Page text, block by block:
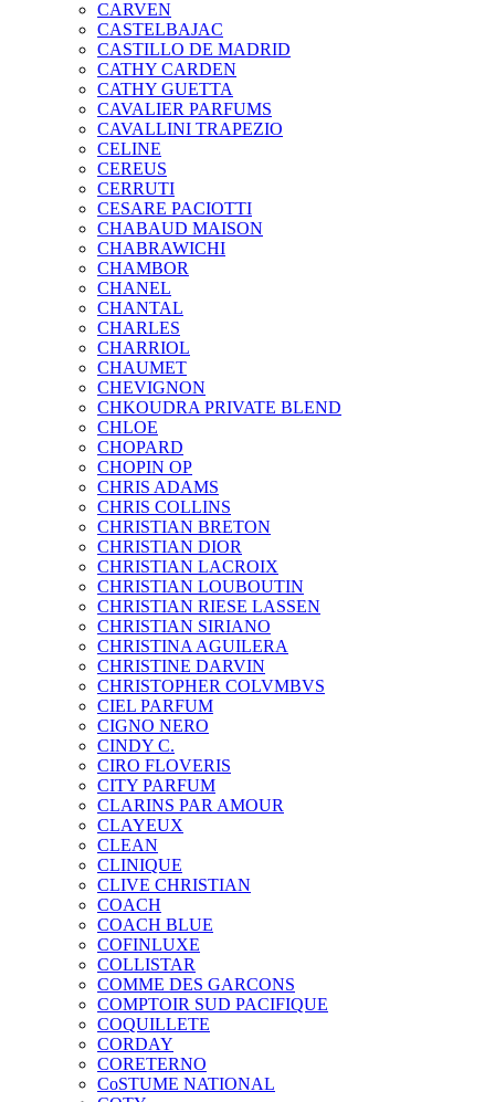
CARVEN
CASTELBAJAC
CASTILLO DE MADRID
CATHY CARDEN
CATHY GUETTA
CAVALIER PARFUMS
CAVALLINI TRAPEZIO
CELINE
CEREUS
CERRUTI
CESARE PACIOTTI
CHABAUD MAISON
CHABRAWICHI
CHAMBOR
CHANEL
CHANTAL
CHARLES
CHARRIOL
CHAUMET
CHEVIGNON
CHKOUDRA PRIVATE BLEND
CHLOE
CHOPARD
CHOPIN OP
CHRIS ADAMS
CHRIS COLLINS
CHRISTIAN BRETON
CHRISTIAN DIOR
CHRISTIAN LACROIX
CHRISTIAN LOUBOUTIN
CHRISTIAN RIESE LASSEN
CHRISTIAN SIRIANO
CHRISTINA AGUILERA
CHRISTINE DARVIN
CHRISTOPHER COLVMBVS
CIEL PARFUM
CIGNO NERO
CINDY C.
CIRO FLOVERIS
CITY PARFUM
CLARINS PAR AMOUR
CLAYEUX
CLEAN
CLINIQUE
CLIVE CHRISTIAN
COACH
COACH BLUE
COFINLUXE
COLLISTAR
COMME DES GARCONS
COMPTOIR SUD PACIFIQUE
COQUILLETE
CORDAY
CORETERNO
CoSTUME NATIONAL